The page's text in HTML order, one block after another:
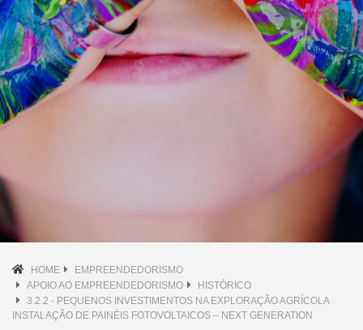
HOME
EMPREENDEDORISMO
APOIO AO EMPREENDEDORISMO
HISTÓRICO
3.2.2 - PEQUENOS INVESTIMENTOS NA EXPLORAÇÃO AGRÍCOLA
INSTALAÇÃO DE PAINÉIS FOTOVOLTAICOS – NEXT GENERATION